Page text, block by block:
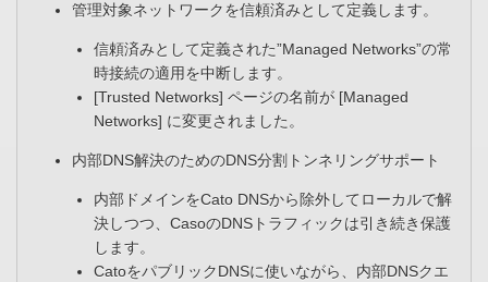
管理対象ネットワークを信頼済みとして定義します。​
信頼済みとして定義された”Managed Networks”の常
時接続の適用を中断します。​
[Trusted Networks] ページの名前が [Managed
Networks] に変更されました。
内部DNS解決のためのDNS分割トンネリングサポート
内部ドメインをCato DNSから除外してローカルで解
決しつつ、CasoのDNSトラフィックは引き続き保護
します。​
CatoをパブリックDNSに使いながら、内部DNSクエ